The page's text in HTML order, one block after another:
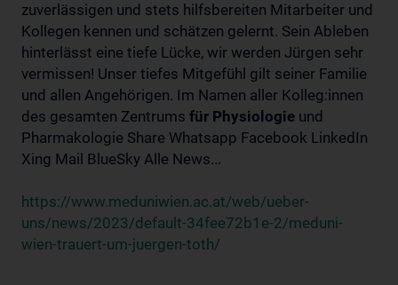
zuverlässigen und stets hilfsbereiten Mitarbeiter und
Kollegen kennen und schätzen gelernt. Sein Ableben
hinterlässt eine tiefe Lücke, wir werden Jürgen sehr
vermissen! Unser tiefes Mitgefühl gilt seiner Familie
und allen Angehörigen. Im Namen aller Kolleg:innen
des gesamten Zentrums für Physiologie und
Pharmakologie Share Whatsapp Facebook LinkedIn
Xing Mail BlueSky Alle News...
https://www.meduniwien.ac.at/web/ueber-
uns/news/2023/default-34fee72b1e-2/meduni-
wien-trauert-um-juergen-toth/